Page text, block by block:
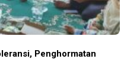
Penghormatan